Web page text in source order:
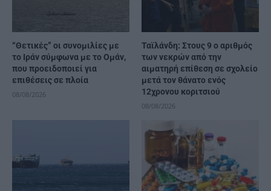
“Θετικές” οι συνομιλίες με
το Ιράν σύμφωνα με το Ομάν,
που προειδοποιεί για
επιθέσεις σε πλοία
08/08/2026
Ταϊλάνδη: Στους 9 ο αριθμός
των νεκρών από την
αιματηρή επίθεση σε σχολείο
μετά τον θάνατο ενός
12χρονου κοριτσιού
08/08/2026